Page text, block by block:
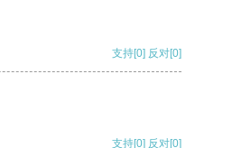
支持[0] 反对[0]
支持[0] 反对[0]